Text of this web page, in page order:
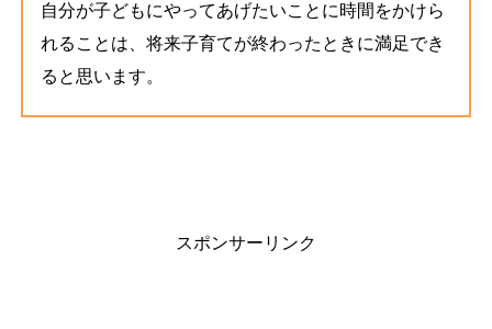
自分が子どもにやってあげたいことに時間をかけら
れることは、将来子育てが終わったときに満足でき
ると思います。
スポンサーリンク